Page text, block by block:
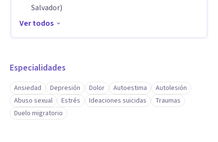
acompañamiento cálido, respetuoso y centrado en las
necesidades de cada persona, integrando herramientas
terapéuticas, escucha empática y un enfoque sensible al
trauma.
Salvador)
Ver todos
Especialidades
Ansiedad Depresión Dolor Autoestima
Autolesión
Abuso sexual
Estrés Ideaciones suicidas
Traumas
Duelo migratorio